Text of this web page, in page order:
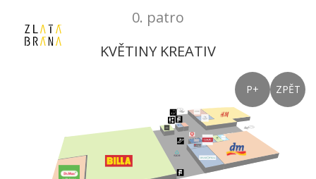
0. patro
KVĚTINY KREATIV
ZPĚT
P+